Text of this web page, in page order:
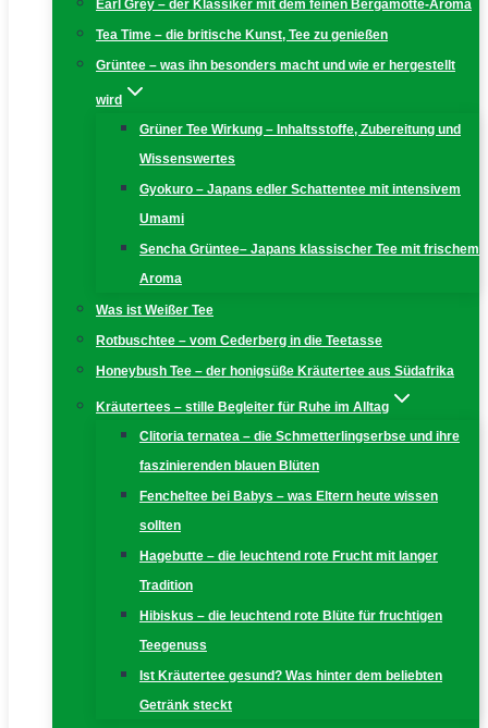
Earl Grey – der Klassiker mit dem feinen Bergamotte-Aroma
Tea Time – die britische Kunst, Tee zu genießen
Grüntee – was ihn besonders macht und wie er hergestellt
wird
Grüner Tee Wirkung – Inhaltsstoffe, Zubereitung und
Wissenswertes
Gyokuro – Japans edler Schattentee mit intensivem
Umami
Sencha Grüntee– Japans klassischer Tee mit frischem
Aroma
Was ist Weißer Tee
Rotbuschtee – vom Cederberg in die Teetasse
Honeybush Tee – der honigsüße Kräutertee aus Südafrika
Kräutertees – stille Begleiter für Ruhe im Alltag
Clitoria ternatea – die Schmetterlingserbse und ihre
faszinierenden blauen Blüten
Fencheltee bei Babys – was Eltern heute wissen
sollten
Hagebutte – die leuchtend rote Frucht mit langer
Tradition
Hibiskus – die leuchtend rote Blüte für fruchtigen
Teegenuss
Ist Kräutertee gesund? Was hinter dem beliebten
Getränk steckt